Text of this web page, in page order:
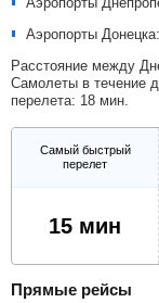
Аэропорты Донецка:
Расстояние между
Самолеты в течение
перелета: 18 мин.
Самый быстрый
перелет
15 мин
Прямые рейсы